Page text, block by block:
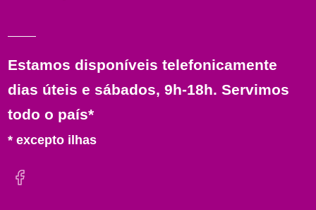
Estamos disponíveis telefonicamente
dias úteis e sábados, 9h-18h. Servimos
todo o país*
* excepto ilhas